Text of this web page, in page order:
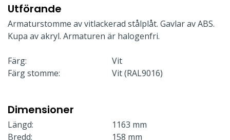
Utförande
Armaturstomme av vitlackerad stålplåt. Gavlar av ABS.
Kupa av akryl. Armaturen är halogenfri.
Färg:
Vit
Färg stomme:
Vit (RAL9016)
Dimensioner
Längd:
1163 mm
Bredd:
158 mm